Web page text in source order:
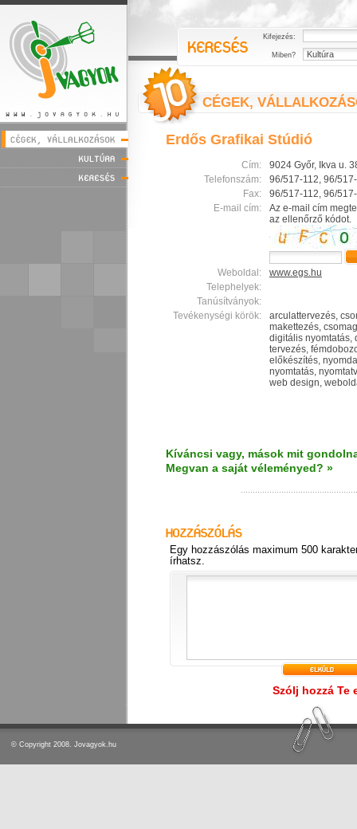
Kifejezés:
Miben?
CÉGEK,
Erdős Grafikai Stúdió
Cím:
9024 Győr, Ikva u.
Telefonszám:
96/517-112, 96/
Fax:
96/517-112, 96/
E-mail cím:
Az e-mail cím
az ellenőrző kódot.
Weboldal:
www.egs.hu
Telephelyek:
Tanúsítványok:
Tevékenységi körök:
arculattervezés,
makettezés,
digitális nyomtatás,
tervezés,
előkészítés,
nyomtatás,
web design,
Kíváncsi vagy, mások mit
Megvan a saját véleményed? »
Egy hozzászólás maximum 500
írhatsz.
Szólj hozzá Te
© Copyright 2008. Jovagyok.hu